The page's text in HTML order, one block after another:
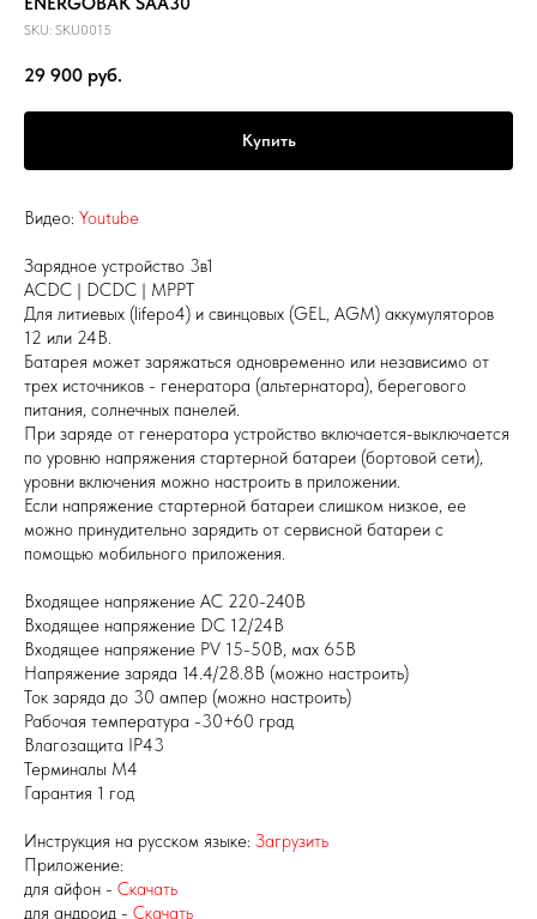
SKU: SKU0015
29 900 руб.
Купить
Видео: Youtube
Зарядное устройство 3в1
ACDC | DCDC | MPPT
Для литиевых (lifepo4) и свинцовых (GEL, AGM) аккумуляторов
12 или 24В.
Батарея может заряжаться одновременно или независимо от
трех источников - генератора (альтернатора), берегового
питания, солнечных панелей.
При заряде от генератора устройство включается-выключается
по уровню напряжения стартерной батареи (бортовой сети),
уровни включения можно настроить в приложении.
Если напряжение стартерной батареи слишком низкое, ее
можно принудительно зарядить от сервисной батареи с
помощью мобильного приложения.
Входящее напряжение AC 220-240В
Входящее напряжение DC 12/24В
Входящее напряжение PV 15-50В, мах 65В
Напряжение заряда 14.4/28.8В (можно настроить)
Ток заряда до 30 ампер (можно настроить)
Рабочая температура -30+60 град
Влагозащита IP43
Терминалы М4
Гарантия 1 год
Инструкция на русском языке: Загрузить
Приложение:
для айфон - Скачать
для андроид - Скачать